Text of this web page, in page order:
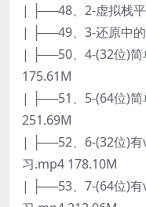
| ├──48、2-虚拟栈
| ├──49、3-还原中
| ├──50、4-(32位)
175.61M
| ├──51、5-(64位)
251.69M
| ├──52、6-(32位)有
习.mp4 178.10M
| ├──53、7-(64位)有